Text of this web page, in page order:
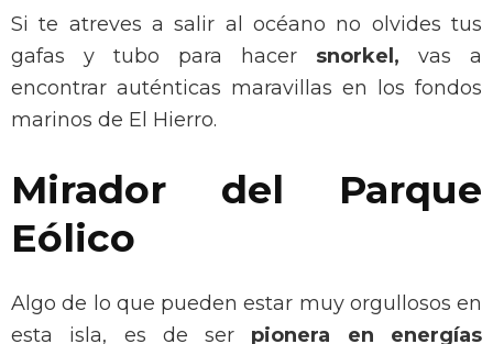
Si te atreves a salir al océano no olvides tus
gafas y tubo para hacer snorkel, vas a
encontrar auténticas maravillas en los fondos
marinos de El Hierro.
Mirador del Parque
Eólico
Algo de lo que pueden estar muy orgullosos en
esta isla, es de ser pionera en energías